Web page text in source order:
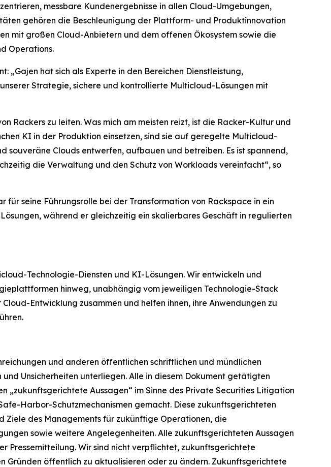
messbare Kundenergebnisse in allen Cloud-Umgebungen,
gehören die Beschleunigung der Plattform- und Produktinnovation
mit großen Cloud-Anbietern und dem offenen Ökosystem sowie die
Operations.
„Gajen hat sich als Experte in den Bereichen Dienstleistung,
Strategie, sichere und kontrollierte Multicloud-Lösungen mit
Rackers zu leiten. Was mich am meisten reizt, ist die Racker-Kultur und
KI in der Produktion einsetzen, sind sie auf geregelte Multicloud-
Clouds entwerfen, aufbauen und betreiben. Es ist spannend,
die Verwaltung und den Schutz von Workloads vereinfacht“, so
seine Führungsrolle bei der Transformation von Rackspace in ein
während er gleichzeitig ein skalierbares Geschäft in regulierten
Technologie-Diensten und KI-Lösungen. Wir entwickeln und
hinweg, unabhängig vom jeweiligen Technologie-Stack
Entwicklung zusammen und helfen ihnen, ihre Anwendungen zu
und anderen öffentlichen schriftlichen und mündlichen
Unsicherheiten unterliegen. Alle in diesem Dokument getätigten
„zukunftsgerichtete Aussagen“ im Sinne des Private Securities Litigation
Harbor-Schutzmechanismen gemacht. Diese zukunftsgerichteten
Ziele des Managements für zukünftige Operationen, die
sowie weitere Angelegenheiten. Alle zukunftsgerichteten Aussagen
Pressemitteilung. Wir sind nicht verpflichtet, zukunftsgerichtete
Gründen öffentlich zu aktualisieren oder zu ändern. Zukunftsgerichtete